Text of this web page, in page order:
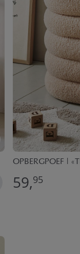
OPBERGPOEF |
59,95